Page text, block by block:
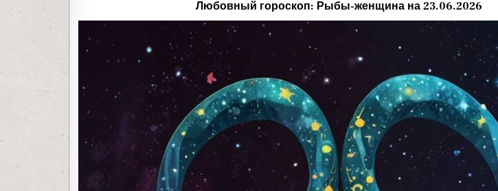
Любовный гороскоп: Рыбы-женщина на 23.06.2026